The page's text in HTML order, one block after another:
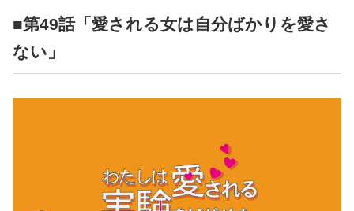
■第49話「愛される女は自分ばかりを愛さ
ない」